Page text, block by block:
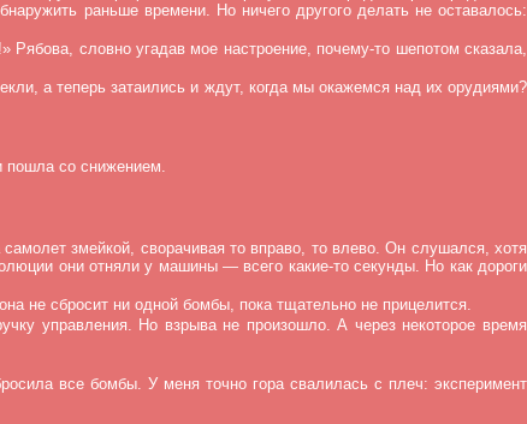
раньше времени. Но ничего другого делать не оставалось:
словно угадав мое настроение, почему-то шепотом сказала,
а теперь затаились и ждут, когда мы окажемся над их орудиями?
пошла со снижением.
змейкой, сворачивая то вправо, то влево. Он слушался, хотя
они отняли у машины — всего какие-то секунды. Но как дороги
не сбросит ни одной бомбы, пока тщательно не прицелится.
управления. Но взрыва не произошло. А через некоторое время
все бомбы. У меня точно гора свалилась с плеч: эксперимент